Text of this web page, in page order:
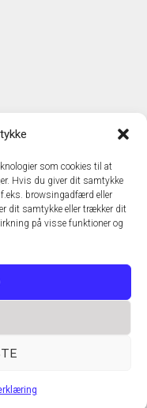
som cookies til at
Hvis du giver dit samtykke
browsingadfærd eller
dit samtykke eller trækker dit
på visse funktioner og
26 28